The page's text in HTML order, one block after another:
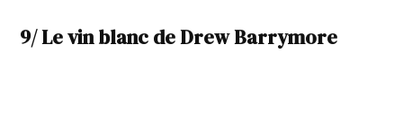
9/ Le vin blanc de Drew Barrymore